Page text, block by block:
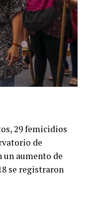
29 femicidios
de
un aumento de
se registraron